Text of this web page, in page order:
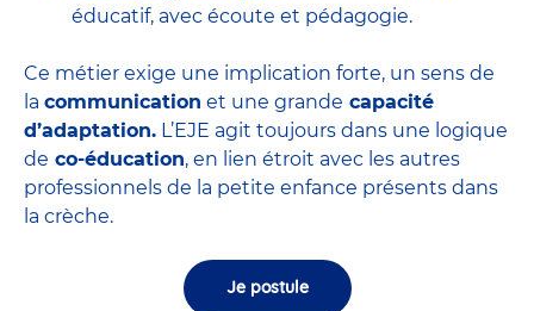
éducatif, avec écoute et pédagogie.
Ce métier exige une implication forte, un sens de
la communication et une grande capacité
d’adaptation. L’EJE agit toujours dans une logique
de co-éducation, en lien étroit avec les autres
professionnels de la petite enfance présents dans
la crèche.
Je postule